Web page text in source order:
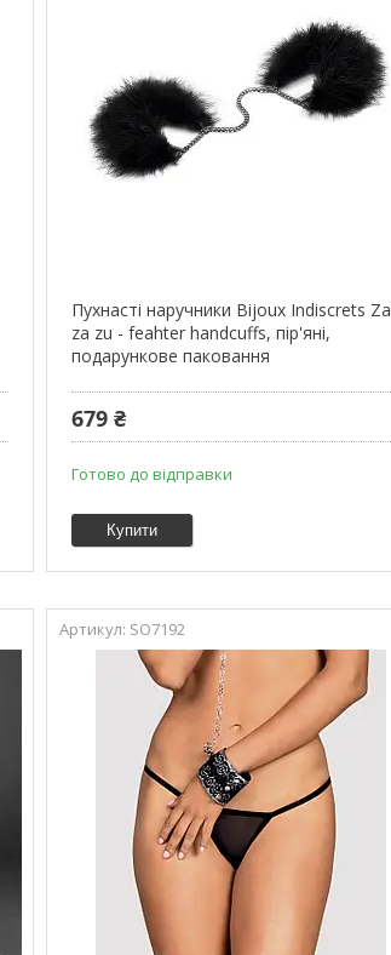
Пухнасті наручники Bijoux Indiscrets Za
za zu - feahter handcuffs, пір'яні,
подарункове паковання
679 ₴
Готово до відправки
Купити
SO7192